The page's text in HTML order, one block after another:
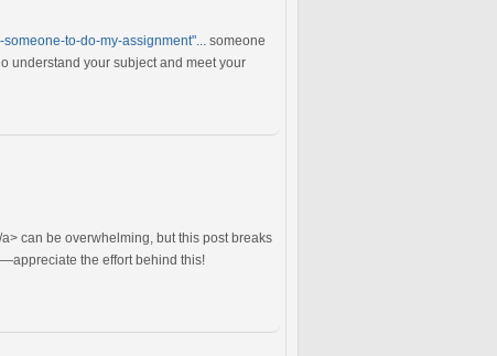
to-do-my-assignment"...
someone
understand your subject and meet your
can be overwhelming, but this post breaks
the effort behind this!